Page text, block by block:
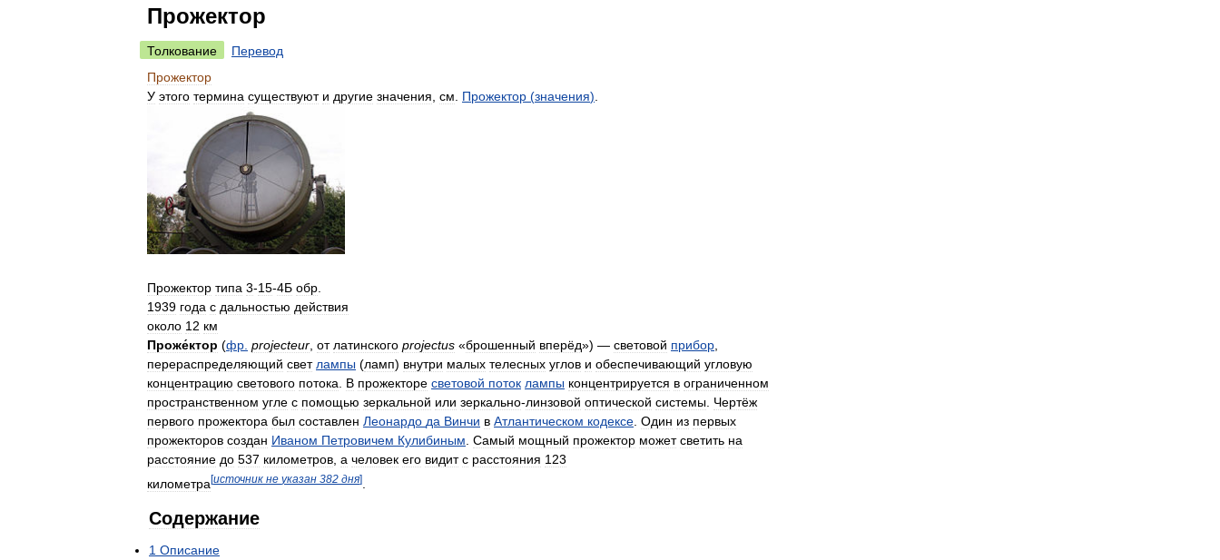
Прожектор
Толкование
Перевод
Прожектор
У этого термина существуют и другие значения см Прожектор (значения)
Прожектор типа 3-15-4Б обр
1939 года с дальностью действия
около 12 км
Проже́ктор (фр projecteur от латинского projectus «брошенный вперёд») — световой прибор
перераспределяющий свет лампы (ламп) внутри малых телесных углов и обеспечивающий угловую
концентрацию светового потока В прожекторе световой поток лампы концентрируется в ограниченном
пространственном угле с помощью зеркальной или зеркально-линзовой оптической системы Чертёж
первого прожектора был составлен Леонардо да Винчи в Атлантическом кодексе Один из первых
прожекторов создан Иваном Петровичем Кулибиным Самый мощный прожектор может светить на
расстояние до 537 километров а человек его видит с расстояния 123
километра [источник не указан 382 дня]
Содержание
1 Описание